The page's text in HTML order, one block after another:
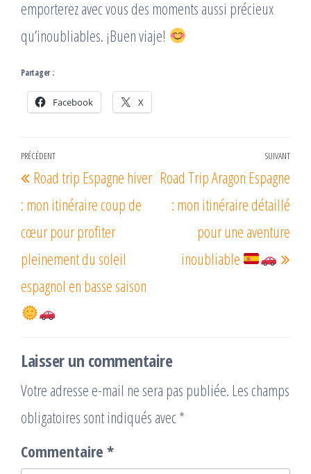
emporterez avec vous des moments aussi précieux
qu’inoubliables. ¡Buen viaje!
Partager :
Facebook X
Navigation
de
l’article
Article
précédent
PRÉCÉDENT
Road trip Espagne hiver
: mon itinéraire coup de
cœur pour profiter
pleinement du soleil
espagnol en basse saison
SUIVANT
Road Trip Aragon Espagne
: mon itinéraire détaillé
pour une aventure
inoubliable
Laisser un commentaire
Votre adresse e-mail ne sera pas publiée. Les champs
obligatoires sont indiqués avec *
Commentaire *